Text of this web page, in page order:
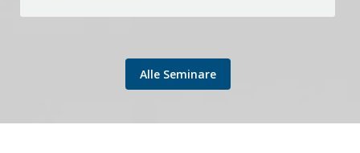
Alle Seminare